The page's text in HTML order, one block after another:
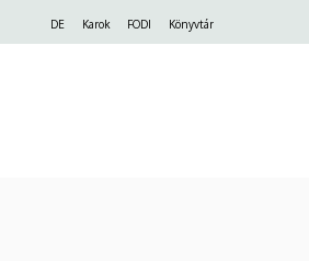
DE Karok FODI Könyvtár